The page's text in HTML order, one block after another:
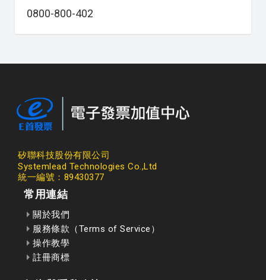
0800-800-402
矽聯科技股份有限公司
Systemlead Technologies Co.,Ltd
統一編號：89430377
常用連結
關於我們
服務條款（Terms of Service）
操作教學
註冊商標